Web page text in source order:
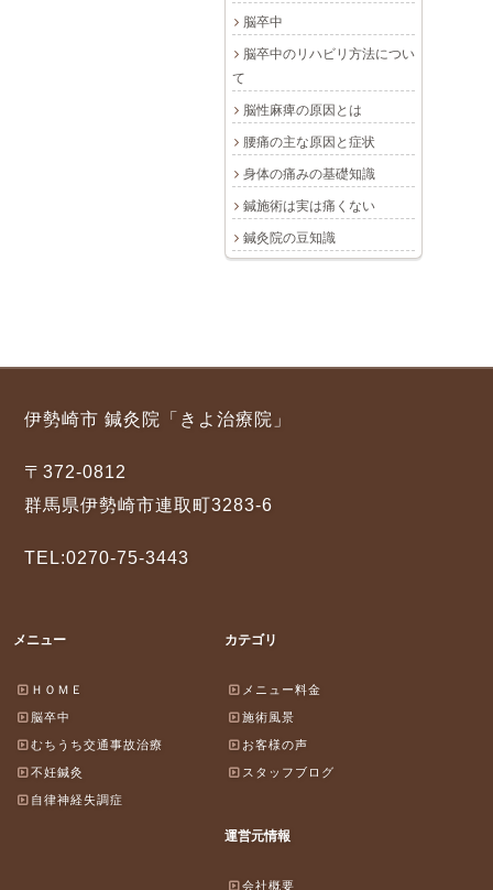
脳卒中
脳卒中のリハビリ方法につい
て
脳性麻痺の原因とは
腰痛の主な原因と症状
身体の痛みの基礎知識
鍼施術は実は痛くない
鍼灸院の豆知識
伊勢崎市 鍼灸院「きよ治療院」
〒372-0812
群馬県伊勢崎市連取町3283-6
TEL:0270-75-3443
メニュー
ＨＯＭＥ
脳卒中
むちうち交通事故治療
不妊鍼灸
自律神経失調症
カテゴリ
メニュー料金
施術風景
お客様の声
スタッフブログ
運営元情報
会社概要